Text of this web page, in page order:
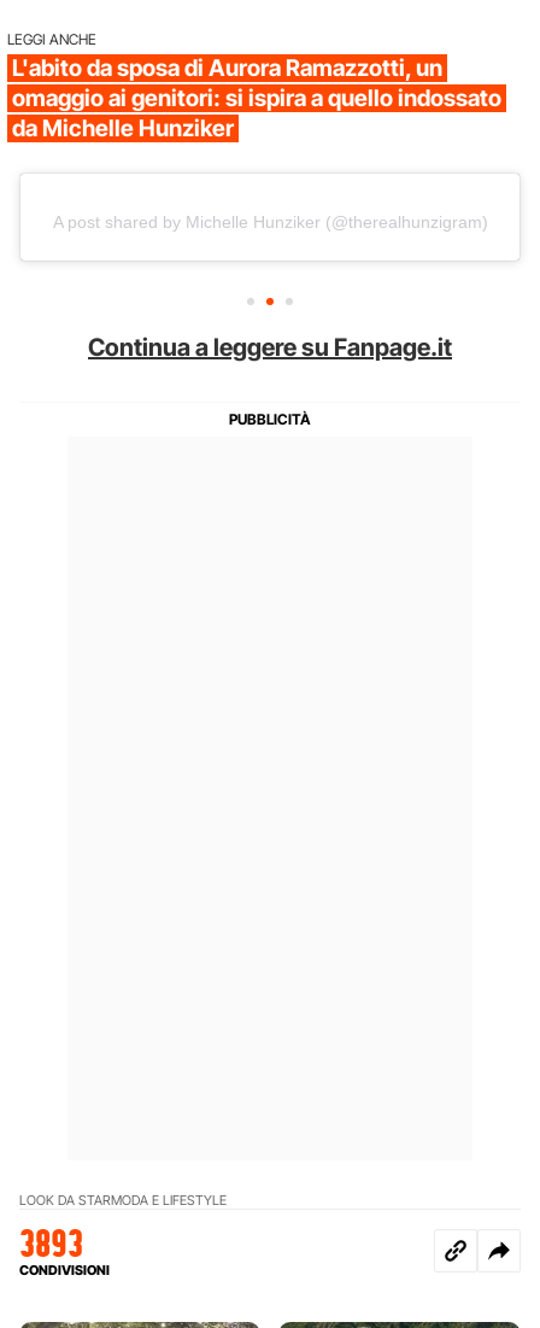
LEGGI ANCHE
L'abito da sposa di Aurora Ramazzotti, un
omaggio ai genitori: si ispira a quello indossato
da Michelle Hunziker
A post shared by Michelle Hunziker (@therealhunzigram)
Continua a leggere su Fanpage.it
LOOK DA STARMODA E LIFESTYLE
3893
CONDIVISIONI